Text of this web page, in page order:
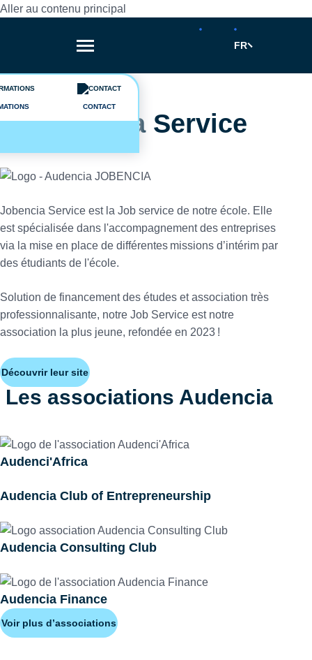
Aller au contenu principal
FR
CONTACT
Vie étudiante
Jobencia Service
Jobencia Service est la Job service de notre école. Elle
est spécialisée dans l'accompagnement des entreprises
via la mise en place de différentes missions d’intérim par
des étudiants de l'école.
Solution de financement des études et association très
professionnalisante, notre Job Service est notre
association la plus jeune, refondée en 2023 !
Découvrir leur site
Les associations Audencia
Voir plus d’associations
Audenci'Africa
Audencia Club of Entrepreneurship
Audencia Consulting Club
Audencia Finance